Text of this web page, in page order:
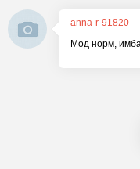
anna-r-91820
Мод норм,